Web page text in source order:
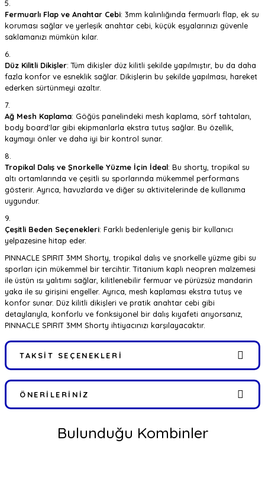
Fermuarlı Flap ve Anahtar Cebi: 3mm kalınlığında fermuarlı flap, ek su
koruması sağlar ve yerleşik anahtar cebi, küçük eşyalarınızı güvenle
saklamanızı mümkün kılar.
Düz Kilitli Dikişler: Tüm dikişler düz kilitli şekilde yapılmıştır, bu da daha
fazla konfor ve esneklik sağlar. Dikişlerin bu şekilde yapılması, hareket
ederken sürtünmeyi azaltır.
Ağ Mesh Kaplama: Göğüs panelindeki mesh kaplama, sörf tahtaları,
body board'lar gibi ekipmanlarla ekstra tutuş sağlar. Bu özellik,
kaymayı önler ve daha iyi bir kontrol sunar.
Tropikal Dalış ve Şnorkelle Yüzme İçin İdeal: Bu shorty, tropikal su
altı ortamlarında ve çeşitli su sporlarında mükemmel performans
gösterir. Ayrıca, havuzlarda ve diğer su aktivitelerinde de kullanıma
uygundur.
Çeşitli Beden Seçenekleri: Farklı bedenleriyle geniş bir kullanıcı
yelpazesine hitap eder.
PINNACLE SPIRIT 3MM Shorty, tropikal dalış ve şnorkelle yüzme gibi su
sporları için mükemmel bir tercihtir. Titanium kaplı neopren malzemesi
ile üstün ısı yalıtımı sağlar, kilitlenebilir fermuar ve pürüzsüz mandarin
yaka ile su girişini engeller. Ayrıca, mesh kaplaması ekstra tutuş ve
konfor sunar. Düz kilitli dikişleri ve pratik anahtar cebi gibi
detaylarıyla, konforlu ve fonksiyonel bir dalış kıyafeti arıyorsanız,
PINNACLE SPIRIT 3MM Shorty ihtiyacınızı karşılayacaktır.
TAKSIT SEÇENEKLERI
ÖNERILERINIZ
Bu ürünün fiyat bilgisi, resim, ürün açıklamalarında ve diğer
konularda yetersiz gördüğünüz noktaları öneri formunu kullanarak
Bulunduğu Kombinler